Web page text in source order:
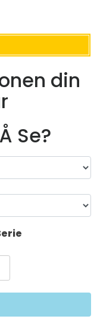
din
Se?